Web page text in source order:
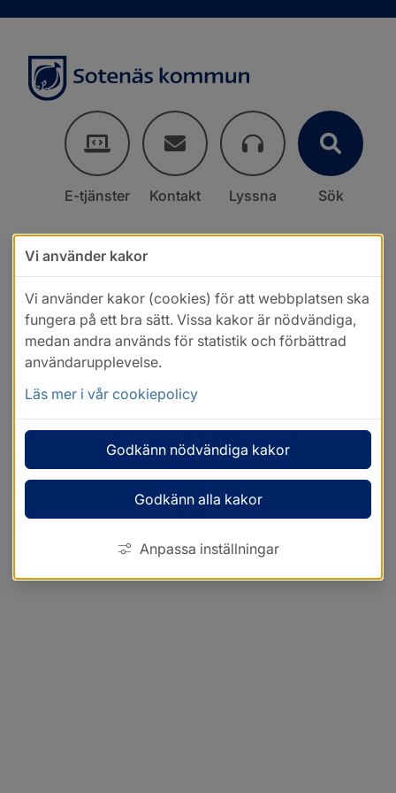
E-tjänster Kontakt Lyssna Sök
Vi använder kakor
Vi använder kakor (cookies) för att webbplatsen ska
fungera på ett bra sätt. Vissa kakor är nödvändiga,
medan andra används för statistik och förbättrad
användarupplevelse.
Läs mer i vår cookiepolicy
Godkänn nödvändiga kakor
Godkänn alla kakor
Anpassa inställningar